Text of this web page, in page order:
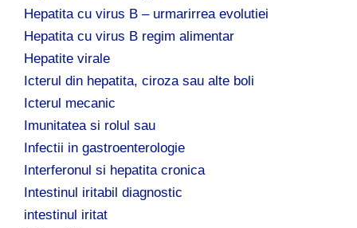
Hepatita cu virus B – urmarirrea evolutiei
Hepatita cu virus B regim alimentar
Hepatite virale
Icterul din hepatita, ciroza sau alte boli
Icterul mecanic
Imunitatea si rolul sau
Infectii in gastroenterologie
Interferonul si hepatita cronica
Intestinul iritabil diagnostic
intestinul iritat